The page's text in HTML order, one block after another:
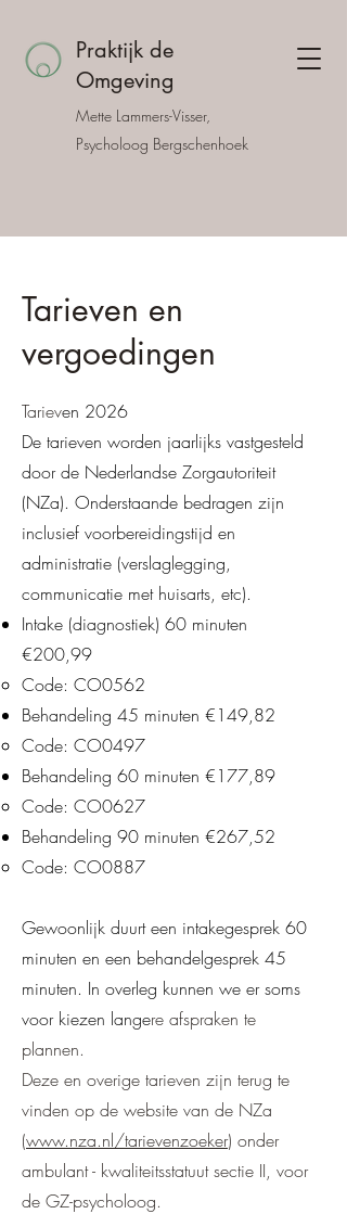
Praktijk de
Omgeving
Mette Lammers-Visser,
Psycholoog Bergschenhoek
Tarieven en
vergoedingen
​Tarieven 2026
De tarieven worden jaarlijks vastgesteld
door de Nederlandse Zorgautoriteit
(NZa). Onderstaande bedragen zijn
inclusief voorbereidingstijd en
administratie (verslaglegging,
communicatie met huisarts, etc).
Intake (diagnostiek) 60 minuten
€200,99
Code: CO0562
Behandeling 45 minuten €149,82
Code: CO0497
Behandeling 60 minuten €177,89
Code: CO0627​
Behandeling 90 minuten €267,52
​Code: CO0887
Gewoonlijk duurt een intakegesprek 60
minuten en een behandelgesprek 45
minuten. In overleg kunnen we er soms
voor kiezen langere afspraken te
plannen.
Deze en overige tarieven zijn terug te
vinden op de website van de NZa
(www.nza.nl/tarievenzoeker) onder
ambulant - kwaliteitsstatuut sectie II, voor
de GZ-psycholoog.